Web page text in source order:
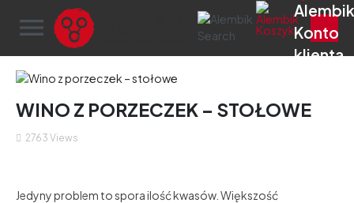
menu
WINO Z PORZECZEK – STOŁOWE
2763 Views
Jedyny problem to spora ilość kwasów. Większość